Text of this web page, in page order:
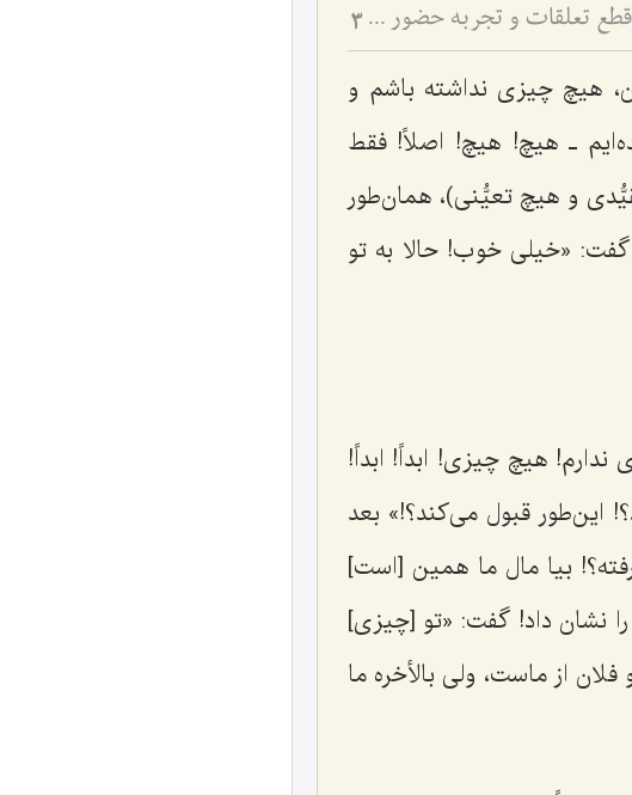
تنهایی انسان در هنگام مرگ و لقای پروردگار - تنهایی در لحظه مرگ، قطع تعلقات و تجربه حضور خدا در آن لحظه 3
هیچ چیزی نداشته باشم و
ـ هیچ! هیچ! اصلاً! فقط
و هیچ تعیُّنی)، همان‌طور
«خیلی خوب! حالا به تو
هیچ چیزی! ابداً! ابداً!
این‌طور قبول می‌کند؟!» بعد
بیا مال ما همین [است]‌
نشان داد! گفت: «تو [چیزی]
از ماست، ولی بالأخره ما